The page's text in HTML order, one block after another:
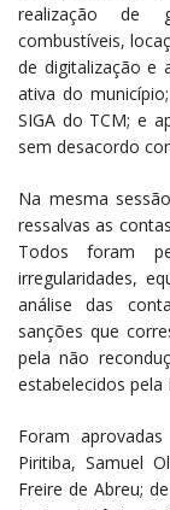
realização de
combustíveis,
de digitalização e
ativa do
SIGA do TCM; e
sem desacordo
Na mesma
ressalvas as
Todos foram
irregularidades,
análise das
sanções que
pela não
estabelecidos pela
Foram
Piritiba, Samuel
Freire de Abreu;